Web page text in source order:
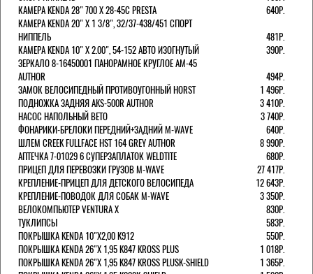
КАМЕРА KENDA 28" 700 Х 28-45С PRESTA
640Р.
КАМЕРА KENDA 20" Х 1 3/8", 32/37-438/451 СПОРТ
НИППЕЛЬ
481Р.
КАМЕРА KENDA 10" Х 2.00", 54-152 АВТО ИЗОГНУТЫЙ
390Р.
ЗЕРКАЛО 8-16450001 ПАНОРАМНОЕ КРУГЛОЕ AM-45
AUTHOR
494Р.
ЗАМОК ВЕЛОСИПЕДНЫЙ ПРОТИВОУГОННЫЙ HORST
1 496Р.
ПОДНОЖКА ЗАДНЯЯ AKS-500R AUTHOR
3 410Р.
НАСОС НАПОЛЬНЫЙ BETO
3 740Р.
ФОНАРИКИ-БРЕЛОКИ ПЕРЕДНИЙ+ЗАДНИЙ M-WAVE
640Р.
ШЛЕМ CREEK FULLFACE HST 164 GREY AUTHOR
8 990Р.
АПТЕЧКА 7-01029 6 СУПЕРЗАПЛАТОК WELDTITE
680Р.
ПРИЦЕП ДЛЯ ПЕРЕВОЗКИ ГРУЗОВ M-WAVE
27 417Р.
КРЕПЛЕНИЕ-ПРИЦЕП ДЛЯ ДЕТСКОГО ВЕЛОСИПЕДА
12 643Р.
КРЕПЛЕНИЕ-ПОВОДОК ДЛЯ СОБАК M-WAVE
3 350Р.
ВЕЛОКОМПЬЮТЕР VENTURA Х
830Р.
ТУКЛИПСЫ
583Р.
ПОКРЫШКА KENDA 10"Х2,00 K912
550Р.
ПОКРЫШКА KENDA 26"Х 1,95 K847 KROSS PLUS
1 018Р.
ПОКРЫШКА KENDA 26"Х 1,95 K847 KROSS PLUSK-SHIELD
1 365Р.